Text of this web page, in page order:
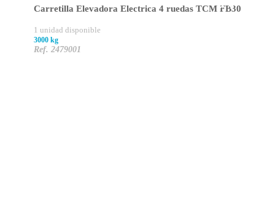
Carretilla Elevadora Electrica 4 ruedas TCM FB30
1 unidad disponible
3000 kg
Ref. 2479001